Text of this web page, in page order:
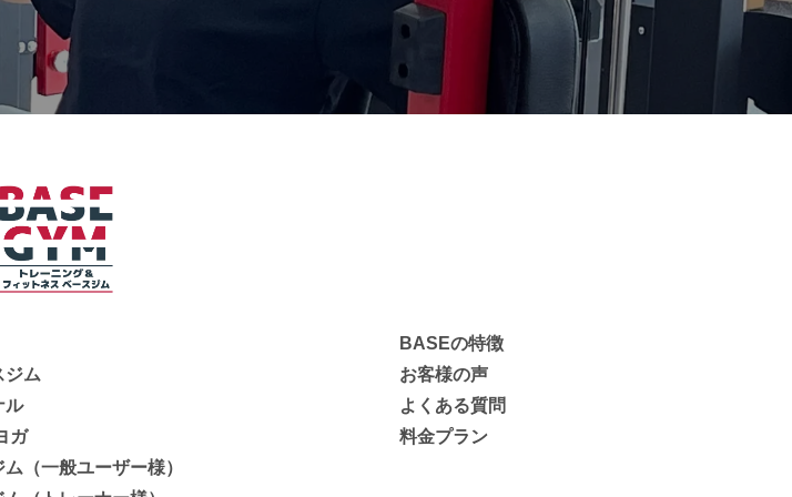
ジム
ル
ガ
（一般ユーザー様）
BASEの特徴
お客様の声
よくある質問
料金プラン